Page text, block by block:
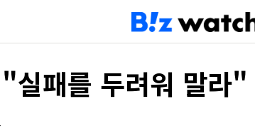
실패를 두려워 말라"